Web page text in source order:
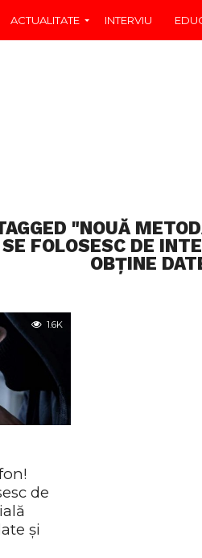
ACTUALITATE INTERVIU
"NOUĂ
FOLOSESC DE
OBȚINE
1.6K
de
și